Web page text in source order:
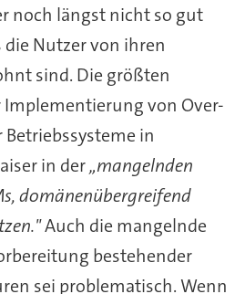
noch längst nicht so gut
Nutzer von ihren
sind. Die größten
Implementierung von Over-
in
in der„mangelnden
domänenübergreifend
Auch die mangelnde
bestehender
sei problematisch. Wenn